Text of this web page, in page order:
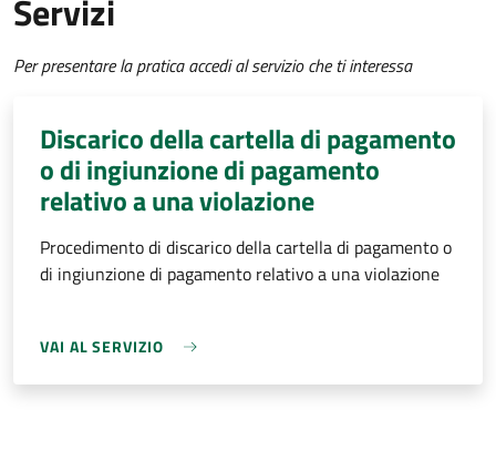
Servizi
Per presentare la pratica accedi al servizio che ti interessa
Discarico della cartella di pagamento
o di ingiunzione di pagamento
relativo a una violazione
Procedimento di discarico della cartella di pagamento o
di ingiunzione di pagamento relativo a una violazione
VAI AL SERVIZIO